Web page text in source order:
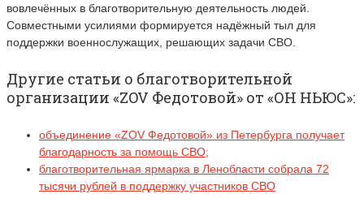
вовлечённых в благотворительную деятельность людей.
Совместными усилиями формируется надёжный тыл для
поддержки военнослужащих, решающих задачи СВО.
Другие статьи о благотворительной
организации «ZOV Федотовой» от «ОН НЬЮС»:
объединение «ZOV Федотовой» из Петербурга получает
благодарность за помощь СВО;
благотворительная ярмарка в Ленобласти собрала 72
тысячи рублей в поддержку участников СВО